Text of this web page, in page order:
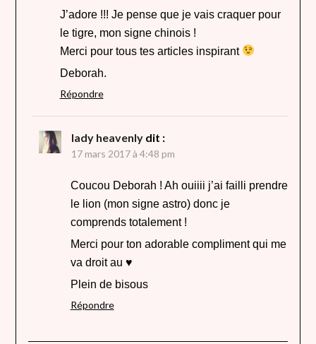
J’adore !!! Je pense que je vais craquer pour
le tigre, mon signe chinois !
Merci pour tous tes articles inspirant
Deborah.
Répondre
lady heavenly dit :
17 mars 2017 à 4:48 pm
Coucou Deborah ! Ah ouiiii j’ai failli prendre
le lion (mon signe astro) donc je
comprends totalement !
Merci pour ton adorable compliment qui me
va droit au ♥
Plein de bisous
Répondre